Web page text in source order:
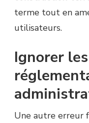
terme tout en
utilisateurs.
Ignorer
Une autre erreur